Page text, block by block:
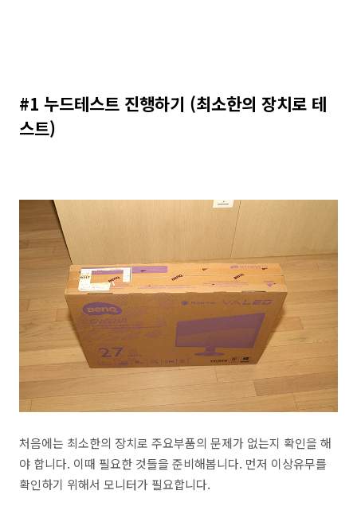
#1 누드테스트 진행하기 (최소한의 장치로 테
스트)
처음에는 최소한의 장치로 주요부품의 문제가 없는지 확인을 해
야 합니다. 이때 필요한 것들을 준비해봅니다. 먼저 이상유무를
확인하기 위해서 모니터가 필요합니다.